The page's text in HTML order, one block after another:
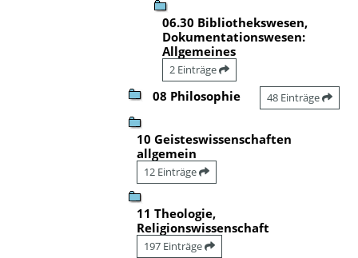
06.30 Bibliothekswesen,
Dokumentationswesen:
Allgemeines
2 Einträge
08 Philosophie 48 Einträge
10 Geisteswissenschaften
allgemein
12 Einträge
11 Theologie,
Religionswissenschaft
197 Einträge